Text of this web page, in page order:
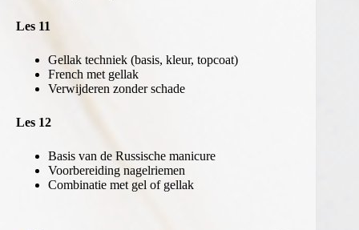
Les 11
Gellak techniek (basis, kleur, topcoat)
French met gellak
Verwijderen zonder schade
Les 12
Basis van de Russische manicure
Voorbereiding nagelriemen
Combinatie met gel of gellak